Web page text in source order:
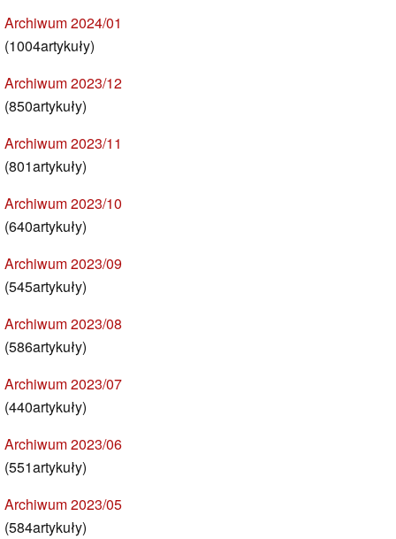
Archiwum 2024/01
(1004artykuły)
Archiwum 2023/12
(850artykuły)
Archiwum 2023/11
(801artykuły)
Archiwum 2023/10
(640artykuły)
Archiwum 2023/09
(545artykuły)
Archiwum 2023/08
(586artykuły)
Archiwum 2023/07
(440artykuły)
Archiwum 2023/06
(551artykuły)
Archiwum 2023/05
(584artykuły)